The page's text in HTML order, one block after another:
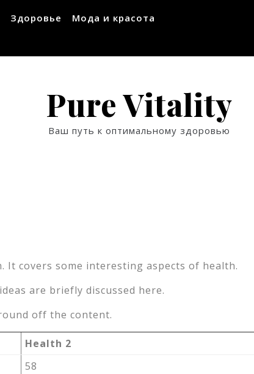
Здоровье
Мода и красота
Pure Vitality
Ваш путь к оптимальному здоровью
covers some interesting aspects of health.
are briefly discussed here.
off the content.
Health 2
58